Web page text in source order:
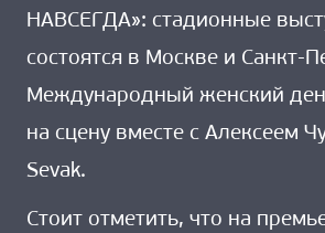
НАВСЕГДА»: стадионные
состоятся в Москве и Санкт-
Международный женский
на сцену вместе с Алексеем
Sevak.
Стоит отметить, что на